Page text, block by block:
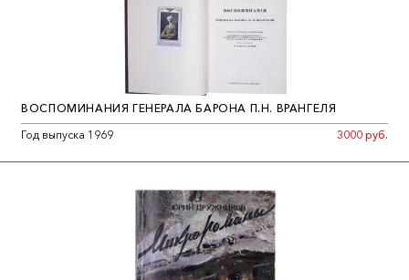
ВОСПОМИНАНИЯ ГЕНЕРАЛА БАРОНА П.Н. ВРАНГЕЛЯ
Год выпуска 1969
3000 руб.